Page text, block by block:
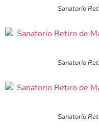
Sanatorio
Sanatorio
Sanatorio